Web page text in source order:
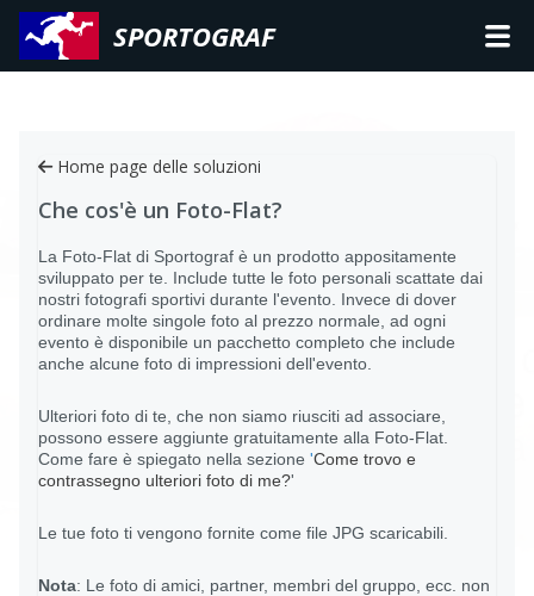
SPORTOGRAF
Home page delle soluzioni
Che cos'è un Foto-Flat?
La Foto-Flat di Sportograf è un prodotto appositamente
sviluppato per te. Include tutte le foto personali scattate dai
nostri fotografi sportivi durante l'evento. Invece di dover
ordinare molte singole foto al prezzo normale, ad ogni
evento è disponibile un pacchetto completo che include
anche alcune foto di impressioni dell'evento.
Ulteriori foto di te, che non siamo riusciti ad associare,
possono essere aggiunte gratuitamente alla Foto-Flat.
Come fare è spiegato nella sezione 'Come trovo e
contrassegno ulteriori foto di me?'
Le tue foto ti vengono fornite come file JPG scaricabili.
Nota: Le foto di amici, partner, membri del gruppo, ecc. non